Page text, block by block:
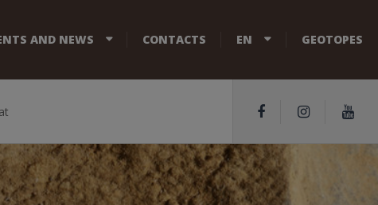
AND NEWS CONTACTS EN GEOTOPES